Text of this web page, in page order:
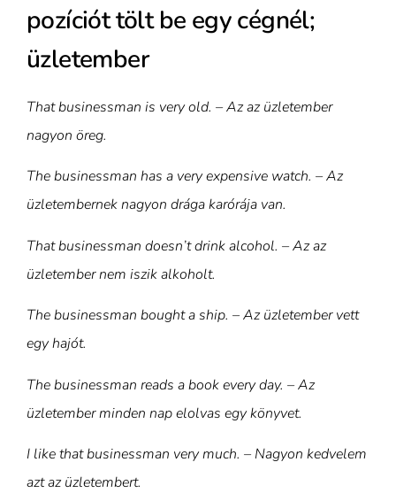
pozíciót tölt be egy cégnél;
üzletember
That businessman is very old. – Az az üzletember
nagyon öreg.
The businessman has a very expensive watch. – Az
üzletembernek nagyon drága karórája van.
That businessman doesn’t drink alcohol. – Az az
üzletember nem iszik alkoholt.
The businessman bought a ship. – Az üzletember vett
egy hajót.
The businessman reads a book every day. – Az
üzletember minden nap elolvas egy könyvet.
I like that businessman very much. – Nagyon kedvelem
azt az üzletembert.